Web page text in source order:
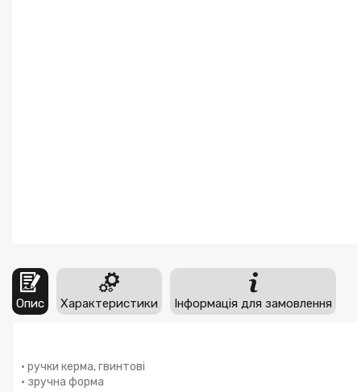
Опис Характеристики Інформація для замовлення
• ручки керма, гвинтові
• зручна форма